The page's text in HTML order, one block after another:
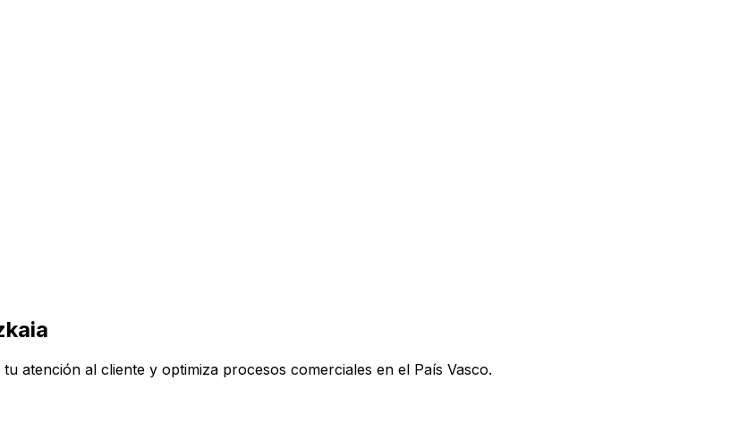
tu atención al cliente y optimiza procesos comerciales en el País Vasco.